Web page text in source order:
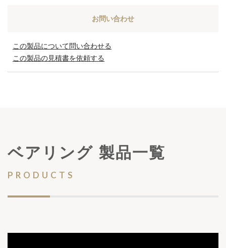
お問い合わせ
この製品について問い合わせる
この製品の見積書を依頼する
ベアリング 製品一覧
PRODUCTS